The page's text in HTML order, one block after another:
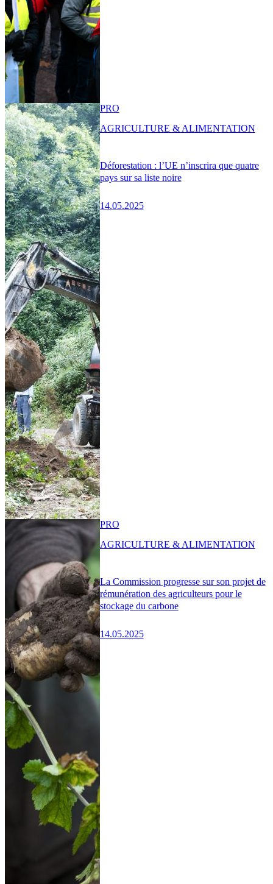
Déforestation : l’UE n’inscrira que quatre
pays sur sa liste noire
14.05.2025
PRO
AGRICULTURE & ALIMENTATION
La Commission progresse sur son projet de
rémunération des agriculteurs pour le
stockage du carbone
14.05.2025
PRO
AGRICULTURE & ALIMENTATION